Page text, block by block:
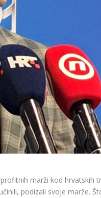
marži kod hrvatskih
podizali svoje marže.